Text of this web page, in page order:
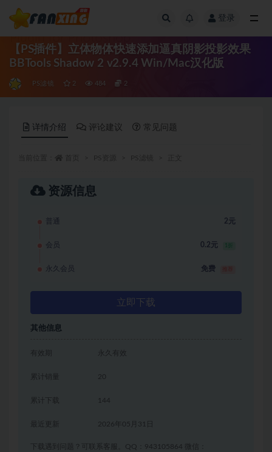
登录
【PS插件】立体物体快速添加逼真阴影投影效果
BBTools Shadow 2 v2.9.4 Win/Mac汉化版
PS滤镜 2 484 2
详情介绍 评论建议 常见问题
资源信息
普通 2元
会员 0.2元 1折
永久会员 免费
立即下载
其他信息
有效期 永久有效
累计销量 20
累计下载 144
2026年05月31日
下载遇到问题？可联系客服。QQ：943105864 微信：